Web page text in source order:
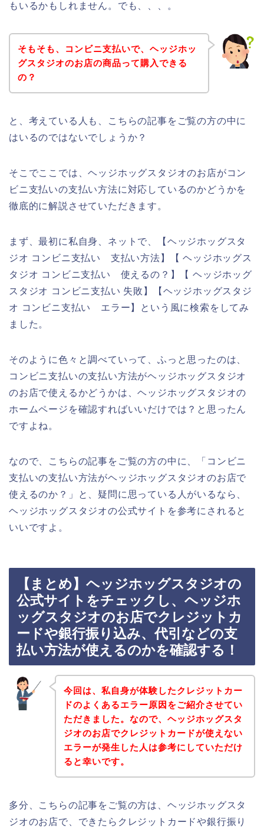
もいるかもしれません。でも、、、。
そもそも、コンビニ支払いで、ヘッジホッ
グスタジオのお店の商品って購入できる
の？
と、考えている人も、こちらの記事をご覧の方の中に
はいるのではないでしょうか？
そこでここでは、ヘッジホッグスタジオのお店がコン
ビニ支払いの支払い方法に対応しているのかどうかを
徹底的に解説させていただきます。
まず、最初に私自身、ネットで、【ヘッジホッグスタ
ジオ コンビニ支払い 支払い方法】【 ヘッジホッグス
タジオ コンビニ支払い 使えるの？】【 ヘッジホッグ
スタジオ コンビニ支払い 失敗】【ヘッジホッグスタジ
オ コンビニ支払い エラー】という風に検索をしてみ
ました。
そのように色々と調べていって、ふっと思ったのは、
コンビニ支払いの支払い方法がヘッジホッグスタジオ
のお店で使えるかどうかは、ヘッジホッグスタジオの
ホームページを確認すればいいだけでは？と思ったん
ですよね。
なので、こちらの記事をご覧の方の中に、「コンビニ
支払いの支払い方法がヘッジホッグスタジオのお店で
使えるのか？」と、疑問に思っている人がいるなら、
ヘッジホッグスタジオの公式サイトを参考にされると
いいですよ。
【まとめ】ヘッジホッグスタジオの
公式サイトをチェックし、ヘッジホ
ッグスタジオのお店でクレジットカ
ードや銀行振り込み、代引などの支
払い方法が使えるのかを確認する！
今回は、私自身が体験したクレジットカー
ドのよくあるエラー原因をご紹介させてい
ただきました。なので、ヘッジホッグスタ
ジオのお店でクレジットカードが使えない
エラーが発生した人は参考にしていただけ
ると幸いです。
多分、こちらの記事をご覧の方は、ヘッジホッグスタ
ジオのお店で、できたらクレジットカードや銀行振り